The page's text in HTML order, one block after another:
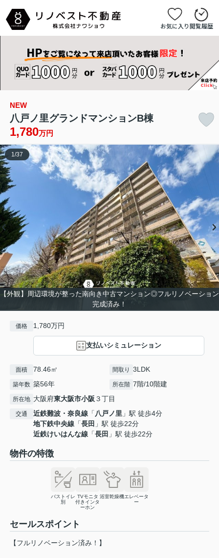
お気に入り閲覧履歴
NEW
八戸ノ里グランドマンションB棟
1,780万円
【外観】周辺環境が整った南向き中古マンション◎フルリノベーション
完成済み！
1/37
価格 1,780万円
支払いシミュレーション
面積 78.46㎡ 間取り 3LDK
築年数 築56年 所在階 7階/10階建
所在地 大阪府東大阪市小阪 ３丁目
交通 近鉄難波・奈良線 「 八戸ノ里 」駅 徒歩4分
地下鉄中央線 「長田 」駅 徒歩22分
近鉄けいはんな線 「長田 」駅 徒歩22分
物件の特徴
バストイレ
別
TVモニタ
付きインタ
ーホン
浴室乾燥機エレベータ
ー
セールスポイント
【フルリノベーション済み！】